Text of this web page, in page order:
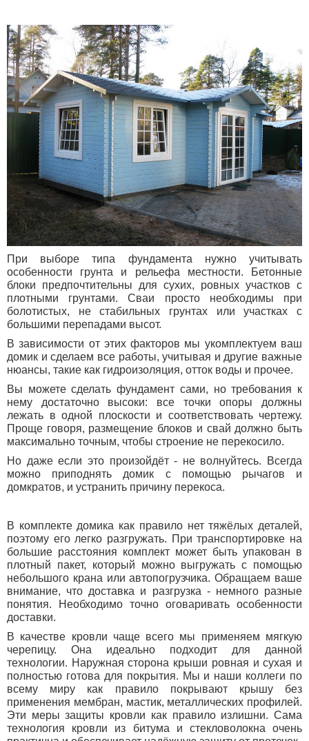
При выборе типа фундамента нужно учитывать
особенности грунта и рельефа местности. Бетонные
блоки предпочтительны для сухих, ровных участков с
плотными грунтами. Сваи просто необходимы при
болотистых, не стабильных грунтах или участках с
большими перепадами высот.
В зависимости от этих факторов мы укомплектуем ваш
домик и сделаем все работы, учитывая и другие важные
нюансы, такие как гидроизоляция, отток воды и прочее.
Вы можете сделать фундамент сами, но требования к
нему достаточно высоки: все точки опоры должны
лежать в одной плоскости и соответствовать чертежу.
Проще говоря, размещение блоков и свай должно быть
максимально точным, чтобы строение не перекосило.
Но даже если это произойдёт - не волнуйтесь. Всегда
можно приподнять домик с помощью рычагов и
домкратов, и устранить причину перекоса.
В комплекте домика как правило нет тяжёлых деталей,
поэтому его легко разгружать. При транспортировке на
большие расстояния комплект может быть упакован в
плотный пакет, который можно выгружать с помощью
небольшого крана или автопогрузчика. Обращаем ваше
внимание, что доставка и разгрузка - немного разные
понятия. Необходимо точно оговаривать особенности
доставки.
В качестве кровли чаще всего мы применяем мягкую
черепицу. Она идеально подходит для данной
технологии. Наружная сторона крыши ровная и сухая и
полностью готова для покрытия. Мы и наши коллеги по
всему миру как правило покрывают крышу без
применения мембран, мастик, металлических профилей.
Эти меры защиты кровли как правило излишни. Сама
технология кровли из битума и стекловолокна очень